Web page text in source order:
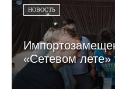
НОВОСТЬ
«Сетевом лете»